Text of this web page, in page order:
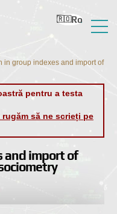
Ro
Ru
En
Ua
Nl
in group indexes and import of
pentru a testa
rugăm să ne scrieți pe
and import of